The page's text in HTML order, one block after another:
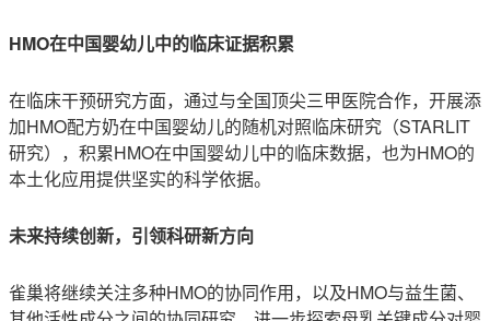
HMO在中国婴幼儿中的临床证据积累
在临床干预研究方面，通过与全国顶尖三甲医院合作，开展添
加HMO配方奶在中国婴幼儿的随机对照临床研究（STARLIT
研究），积累HMO在中国婴幼儿中的临床数据，也为HMO的
本土化应用提供坚实的科学依据。
未来持续创新，引领科研新方向
雀巢将继续关注多种HMO的协同作用，以及HMO与益生菌、